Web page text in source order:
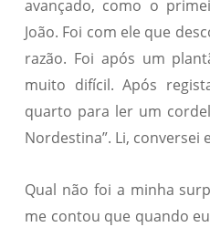
avançado, como o
João. Foi com ele que
razão. Foi após um
muito difícil. Após
quarto para ler um
Nordestina”. Li, conversei
Qual não foi a minha
me contou que quando